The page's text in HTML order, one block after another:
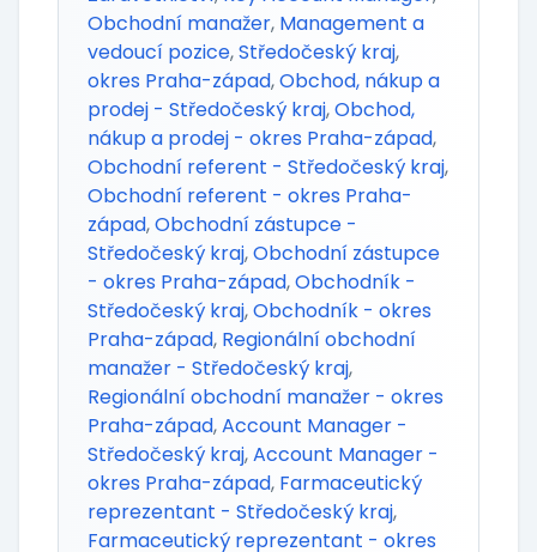
Obchodní manažer, Management a
vedoucí pozice,Středočeský kraj,
okres Praha-západ,Obchod, nákup a
prodej - Středočeský kraj,Obchod,
nákup a prodej - okres Praha-západ,
Obchodní referent - Středočeský kraj,
Obchodní referent - okres Praha-
západ,Obchodní zástupce -
Středočeský kraj,Obchodní zástupce
- okres Praha-západ,Obchodník -
Středočeský kraj,Obchodník - okres
Praha-západ, Regionální obchodní
manažer - Středočeský kraj,
Regionální obchodní manažer - okres
Praha-západ,Account Manager -
Středočeský kraj,Account Manager -
okres Praha-západ, Farmaceutický
reprezentant - Středočeský kraj,
Farmaceutický reprezentant - okres